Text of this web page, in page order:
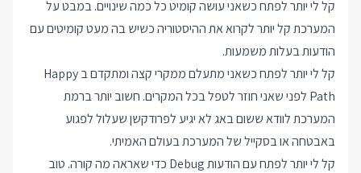
קל לי יותר לפתח כשאני עושה קומיט כל כמה שינויים. במבט על
המערכת קל יותר לקרוא את ההיסטוריה כשיש בה מעט קומיטים עם
הודעות בעלות משמעות.
קל לי יותר לפתח כשאני מתעלם ממקרי קצה ומתקדם ב Happy
Path לפני שאני חוזר לטפל בכל המקרים. חשוב יותר ברמת
המערכת לוודא ששום באג לא יגיע לפרודקשן שעלול לפגוע
באבטחה או בסקייל של המערכת בעולם האמיתי.
קל לי יותר לפתח עם הודעות Debug כדי שאראה מה קורה. טוב